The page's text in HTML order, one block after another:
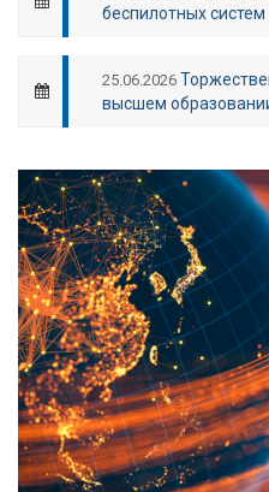
беспилотных систем
25.06.2026
высшем